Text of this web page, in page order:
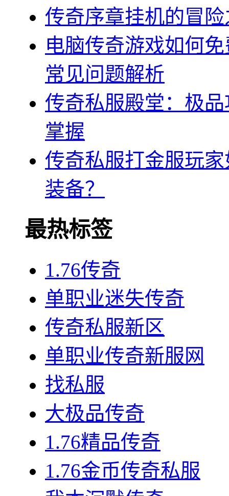
传奇序章挂机的冒
电脑传奇游戏如何
常见问题解析
传奇私服殿堂：极
掌握
传奇私服打金服玩
装备？
最热标签
1.76传奇
单职业迷失传奇
传奇私服新区
单职业传奇新服网
找私服
大极品传奇
1.76精品传奇
1.76金币传奇私服